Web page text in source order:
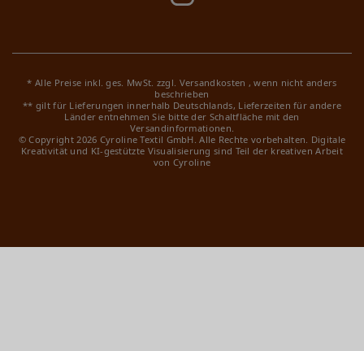
* Alle Preise inkl. ges. MwSt. zzgl. Versandkosten , wenn nicht anders
beschrieben
** gilt für Lieferungen innerhalb Deutschlands, Lieferzeiten für andere
Länder entnehmen Sie bitte der Schaltfläche mit den
Versandinformationen.
© Copyright 2026 Cyroline Textil GmbH. Alle Rechte vorbehalten. Digitale
Kreativität und KI-gestützte Visualisierung sind Teil der kreativen Arbeit
von Cyroline